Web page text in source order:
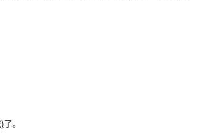
了。